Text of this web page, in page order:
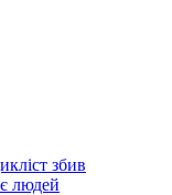
збив
людей